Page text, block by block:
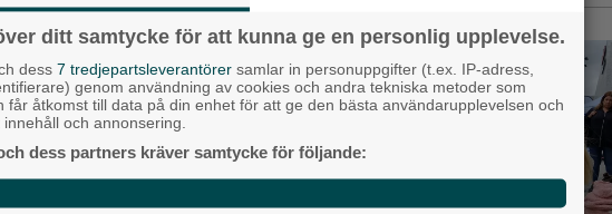
förra helgen.
fick till en riktig fullträff förra
Hon återvände till Alingsås
ditt samtycke för att kunna ge en personlig upplevelse.
dess 7 tredjepartsleverantörer samlar in personuppgifter (t.ex. IP-adress,
genom användning av cookies och andra tekniska metoder som
får åtkomst till data på din enhet för att ge den bästa användarupplevelsen och
och annonsering.
dess partners kräver samtycke för följande: